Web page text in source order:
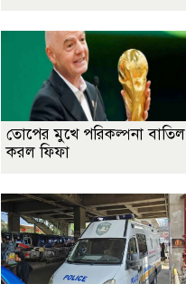
তোপের মুখে পরিকল্পনা বাতিল
করল ফিফা